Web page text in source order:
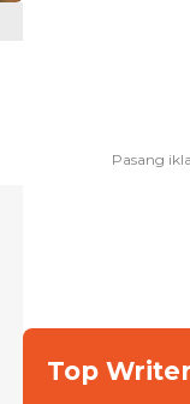
Top